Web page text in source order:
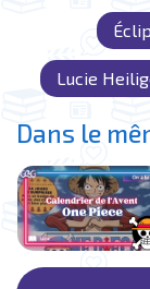
Lucie
Dans le